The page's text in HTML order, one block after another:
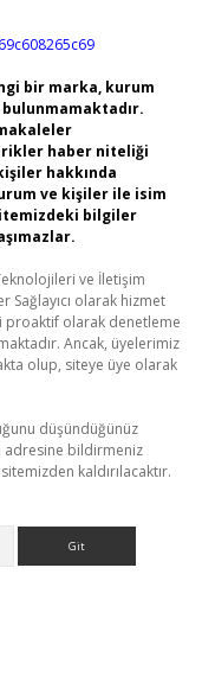
bir marka, kurum
haber niteliği
hakkında
ve kişiler ile isim
bilgiler
ve İletişim
Sağlayıcı olarak hizmet
proaktif olarak denetleme
Ancak, üyelerimiz
olup, siteye üye olarak
düşündüğünüz
adresine bildirmeniz
kaldırılacaktır.